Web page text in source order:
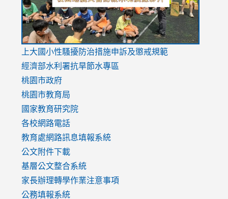
link
to
https://www.youtube.com/watch?
v=mfpNykQ0g4M
上大國小性騷擾防治措施申訴及懲戒規範
經濟部水利署抗旱節水專區
桃園市政府
桃園市教育局
國家教育研究院
各校網路電話
教育處網路訊息填報系統
公文附件下載
基層公文整合系統
家長辦理轉學作業注意事項
公務填報系統